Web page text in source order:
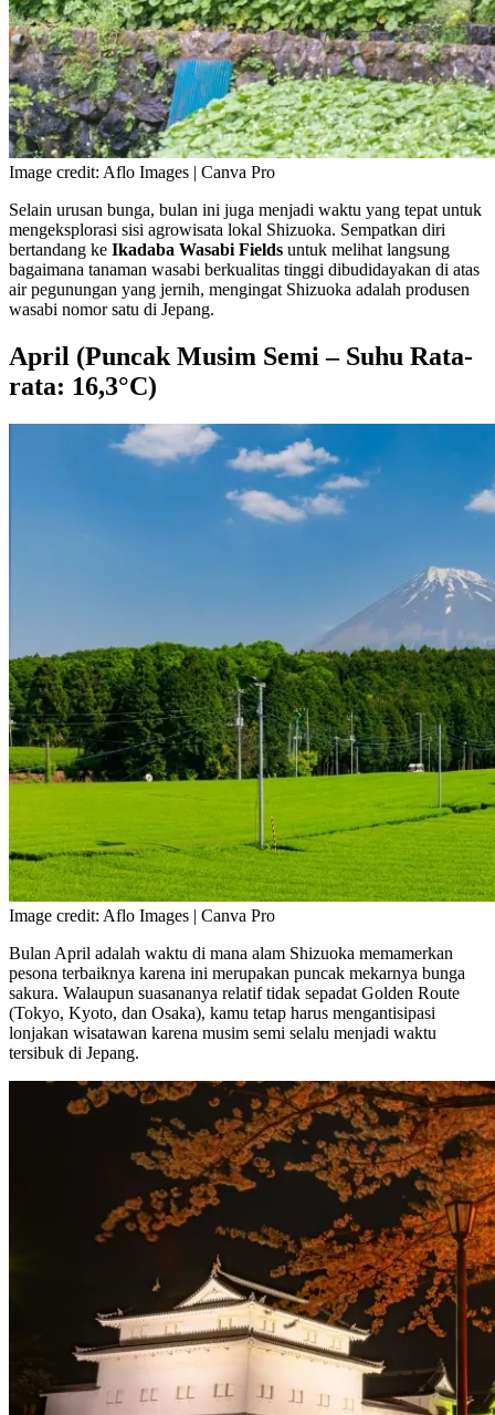
Image credit: Aflo Images | Canva Pro
Selain urusan bunga, bulan ini juga menjadi waktu yang tepat untuk
mengeksplorasi sisi agrowisata lokal Shizuoka. Sempatkan diri
bertandang ke Ikadaba Wasabi Fields untuk melihat langsung
bagaimana tanaman wasabi berkualitas tinggi dibudidayakan di atas
air pegunungan yang jernih, mengingat Shizuoka adalah produsen
wasabi nomor satu di Jepang.
April (Puncak Musim Semi – Suhu Rata-
rata: 16,3°C)
Image credit: Aflo Images | Canva Pro
Bulan April adalah waktu di mana alam Shizuoka memamerkan
pesona terbaiknya karena ini merupakan puncak mekarnya bunga
sakura. Walaupun suasananya relatif tidak sepadat Golden Route
(Tokyo, Kyoto, dan Osaka), kamu tetap harus mengantisipasi
lonjakan wisatawan karena musim semi selalu menjadi waktu
tersibuk di Jepang.